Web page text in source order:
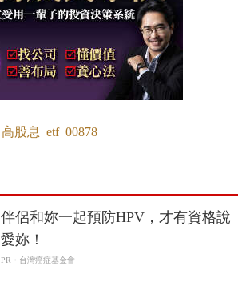
高股息 etf 00878
伴侶和妳一起預防HPV，才有資格說
愛妳！
PR・台灣癌症基金會